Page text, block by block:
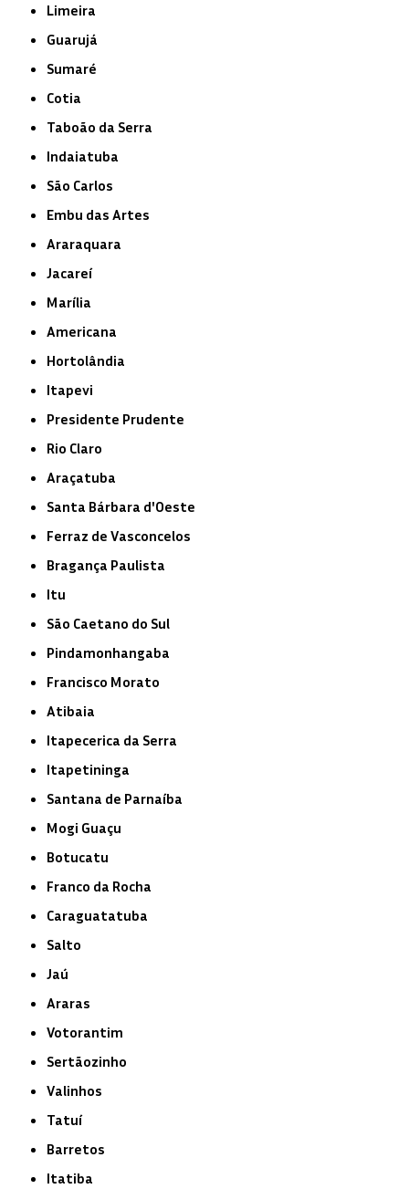
Limeira
Guarujá
Sumaré
Cotia
Taboão da Serra
Indaiatuba
São Carlos
Embu das Artes
Araraquara
Jacareí
Marília
Americana
Hortolândia
Itapevi
Presidente Prudente
Rio Claro
Araçatuba
Santa Bárbara d'Oeste
Ferraz de Vasconcelos
Bragança Paulista
Itu
São Caetano do Sul
Pindamonhangaba
Francisco Morato
Atibaia
Itapecerica da Serra
Itapetininga
Santana de Parnaíba
Mogi Guaçu
Botucatu
Franco da Rocha
Caraguatatuba
Salto
Jaú
Araras
Votorantim
Sertãozinho
Valinhos
Tatuí
Barretos
Itatiba